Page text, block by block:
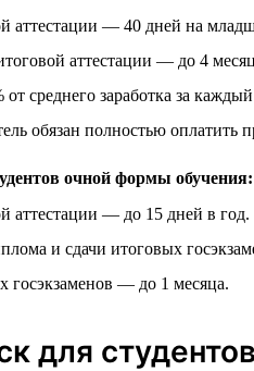
аттестации — 40 дней на
аттестации — до 4
среднего заработка за
обязан полностью оплатить
очной формы обучения:
аттестации — до 15 дней в год.
и сдачи итоговых
госэкзаменов — до 1 месяца.
для